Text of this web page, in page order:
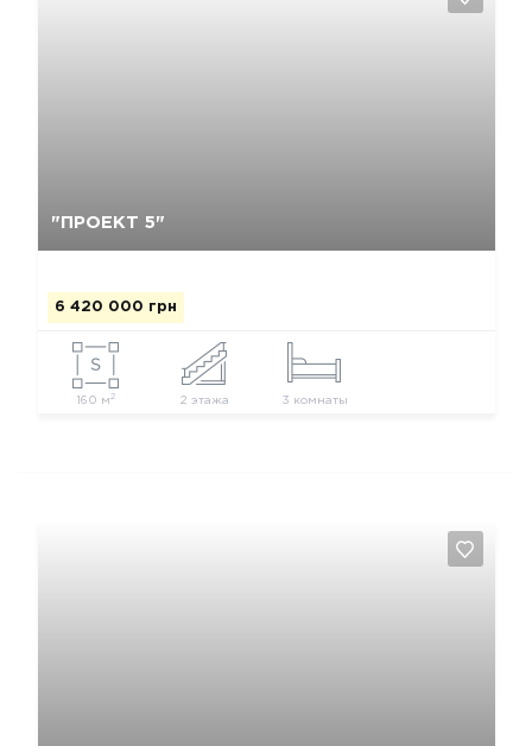
"ПРОЕКТ 5"
6 420 000 грн
160 м 2 2 этажа 3 комнаты